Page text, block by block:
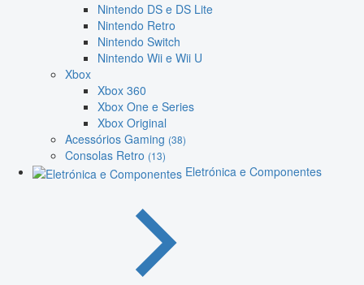
Nintendo DS e DS Lite
Nintendo Retro
Nintendo Switch
Nintendo Wii e Wii U
Xbox
Xbox 360
Xbox One e Series
Xbox Original
Acessórios Gaming (38)
Consolas Retro (13)
Eletrónica e Componentes